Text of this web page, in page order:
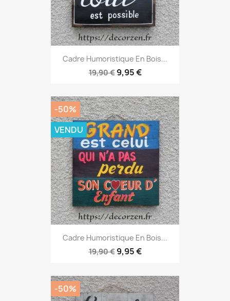
Cadre Humoristique En Bois...
19,90 € 9,95 €
Cadre Humoristique En Bois...
19,90 € 9,95 €
-50%
VENDU
-50%